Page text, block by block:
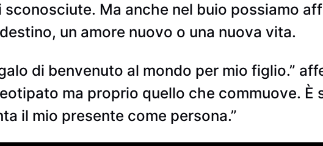
Ma anche nel buio possiamo
un amore nuovo o una nuova vita.
di benvenuto al mondo per mio figlio.”
ma proprio quello che commuove. È
il mio presente come persona.”